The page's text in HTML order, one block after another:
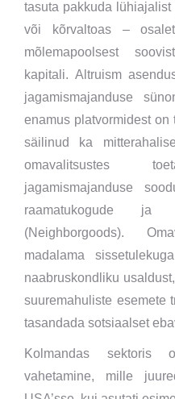
tasuta pakkuda
või kõrvaltoas –
mõlemapoolsest
kapitali. Altruism
jagamismajanduse
enamus platvormidest on
säilinud ka
omavalitsustes
jagamismajanduse
raamatukogude ja
(Neighborgoods).
madalama
naabruskondliku
suuremahuliste esemete
tasandada sotsiaalset
Kolmandas sektoris
vahetamine, mille